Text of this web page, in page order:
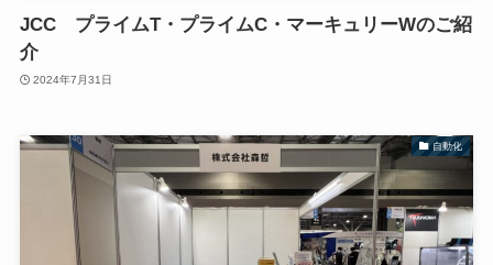
JCC プライムT・プライムC・マーキュリーWのご紹
介
2024年7月31日
自動化